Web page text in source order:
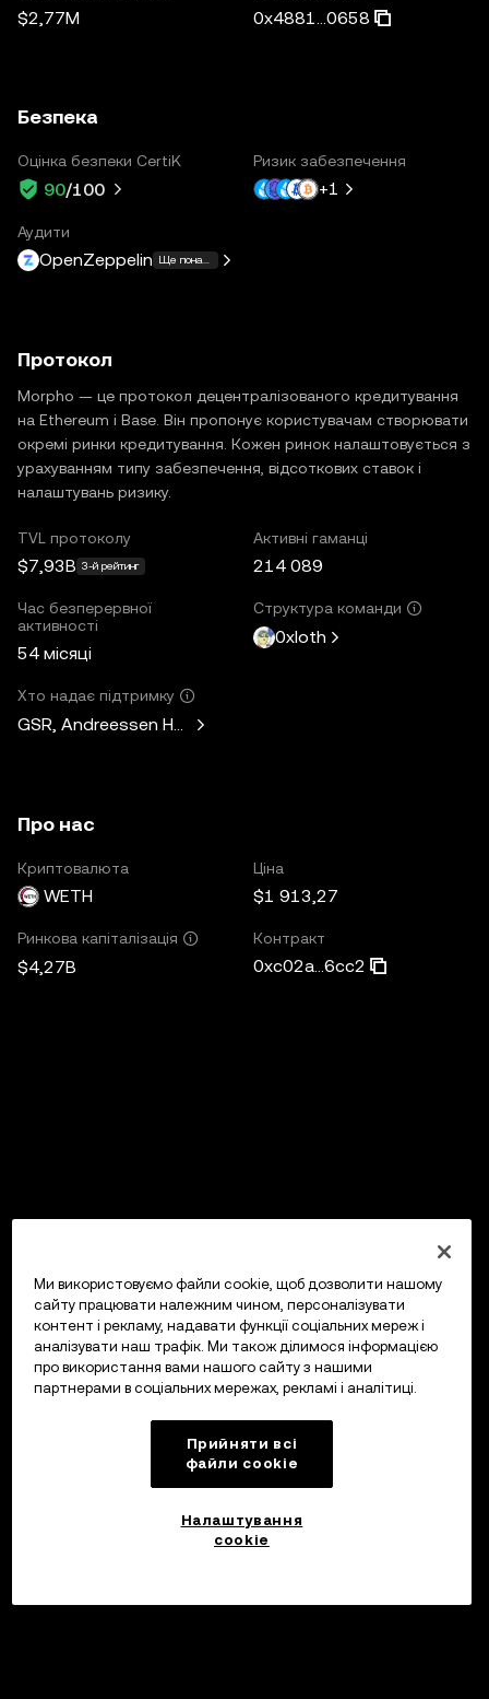
$2,77M 0x4881...0658
Безпека
Оцінка безпеки CertiK
90/100
Ризик забезпечення
+1
Аудити
OpenZeppelin Ще понад 16
Протокол
Morpho — це протокол децентралізованого кредитування
на Ethereum і Base. Він пропонує користувачам створювати
окремі ринки кредитування. Кожен ринок налаштовується з
урахуванням типу забезпечення, відсоткових ставок і
налаштувань ризику.
TVL протоколу
$7,93B 3-й рейтинг
Активні гаманці
214 089
Час безперервної
активності
54 місяці
Структура команди
0xloth
Хто надає підтримку
GSR, Andreessen Horowitz, Mechanism Capital, Variant
Про нас
Криптовалюта
WETH
Ціна
$1 913,27
Ринкова капіталізація
$4,27B
Контракт
0xc02a...6cc2
Ми використовуємо файли cookie, щоб дозволити нашому
сайту працювати належним чином, персоналізувати
контент і рекламу, надавати функції соціальних мереж і
аналізувати наш трафік. Ми також ділимося інформацією
про використання вами нашого сайту з нашими
партнерами в соціальних мережах, рекламі і аналітиці.
Прийняти всі
файли сookie
Налаштування
cookie